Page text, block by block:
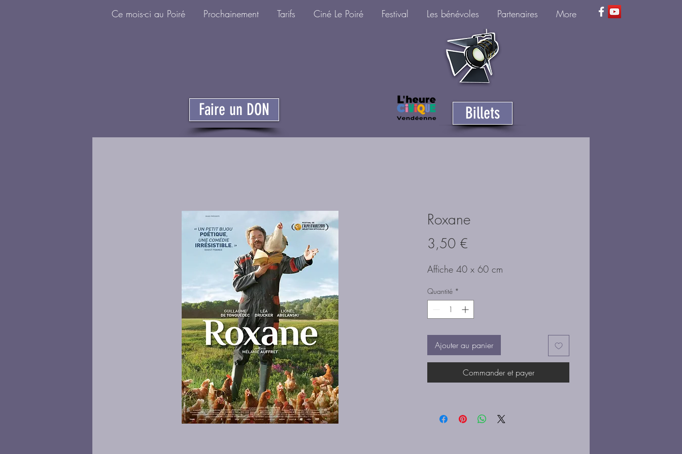
Ce mois-ci au Poiré Prochainement Tarifs Ciné Le Poiré Festival Les bénévoles Partenaires More
Billets
Faire un DON
Roxane
3,50 €
Affiche 40 x 60 cm
Quantité *
Ajouter au panier
Commander et payer